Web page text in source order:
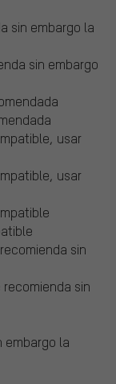
sin embargo la
sin embargo
usar
usar
sin
sin
embargo la